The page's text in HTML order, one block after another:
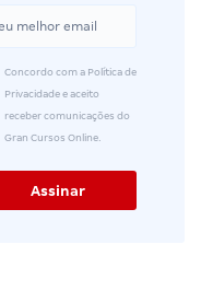
Concordo com a Política de
Privacidade e aceito
receber comunicações do
Gran Cursos Online.